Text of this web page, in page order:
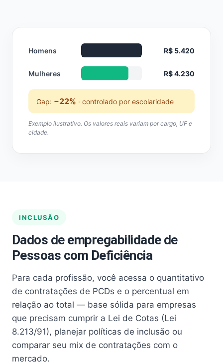
Homens R$ 5.420
Mulheres R$ 4.230
Gap: −22% · controlado por escolaridade
Exemplo ilustrativo. Os valores reais variam por cargo, UF e
cidade.
INCLUSÃO
Dados de empregabilidade de
Pessoas com Deficiência
Para cada profissão, você acessa o quantitativo
de contratações de PCDs e o percentual em
relação ao total — base sólida para empresas
que precisam cumprir a Lei de Cotas (Lei
8.213/91), planejar políticas de inclusão ou
comparar seu mix de contratações com o
mercado.